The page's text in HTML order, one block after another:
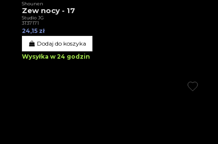
Shounen
Zew nocy - 17
Studio JG
3T37171
24,15 zł
Dodaj do koszyka
Wysyłka w 24 godzin